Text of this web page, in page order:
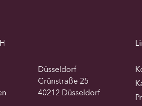
Düsseldorf
Grünstraße 25
40212 Düsseldorf